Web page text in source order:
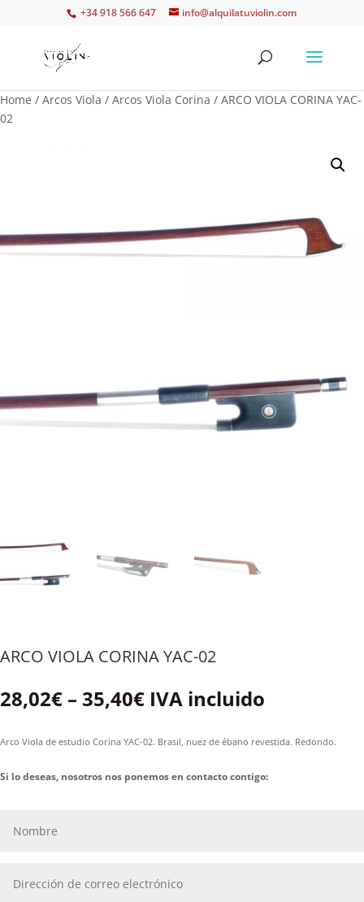
+34 918 566 647 info@alquilatuviolin.com
Home / Arcos Viola / Arcos Viola Corina / ARCO VIOLA CORINA YAC-
02
ARCO VIOLA CORINA YAC-02
28,02€ – 35,40€Price
28,02€
through
35,40€
IVA incluido
Arco Viola de estudio Corina YAC-02. Brasil, nuez de ébano revestida. Redondo.
Si lo deseas, nosotros nos ponemos en contacto contigo: